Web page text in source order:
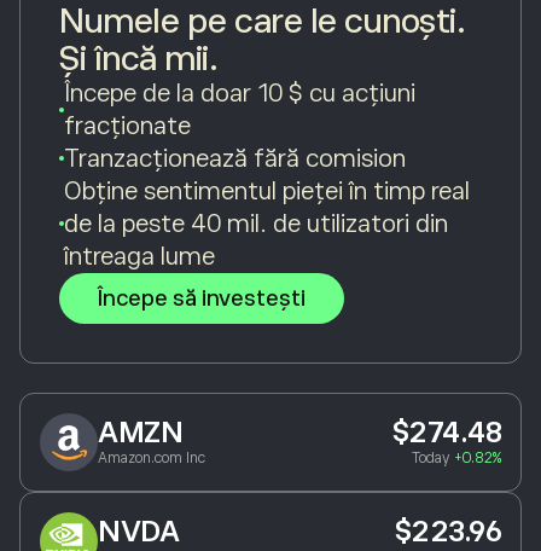
Numele pe care le cunoști.
Și încă mii.
Începe de la doar 10 $ cu acțiuni
fracționate
Tranzacționează fără comision
Obține sentimentul pieței în timp real
de la peste 40 mil. de utilizatori din
întreaga lume
Începe să investești
AMZN
Amazon.com Inc
$274.48
Today +0.82%
NVDA $223.96